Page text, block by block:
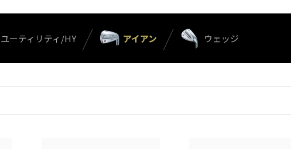
ユーティリティ/HY アイアン ウェッジ